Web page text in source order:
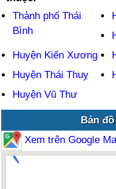
Thành phố Thái
Bình
Huyện Kiến Xương
Huyện Thái Thuỵ
Huyện Vũ Thư
Bản
Xem trên Google